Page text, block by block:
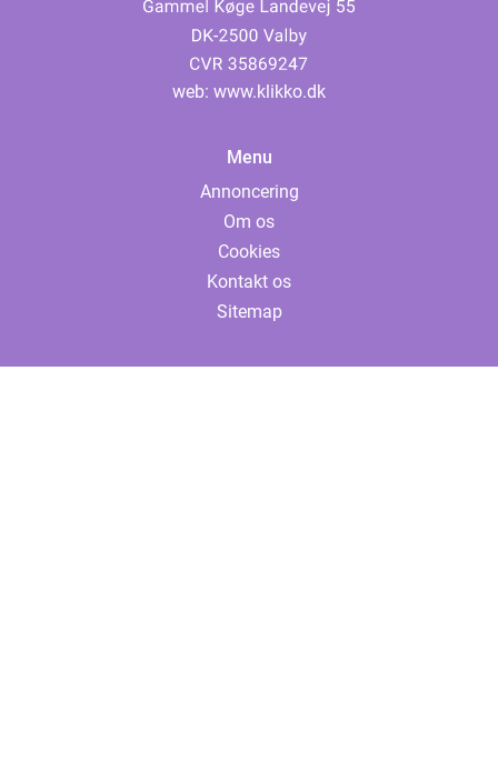
web: www.klikko.dk
Menu
Annoncering
Om os
Cookies
Kontakt os
Sitemap